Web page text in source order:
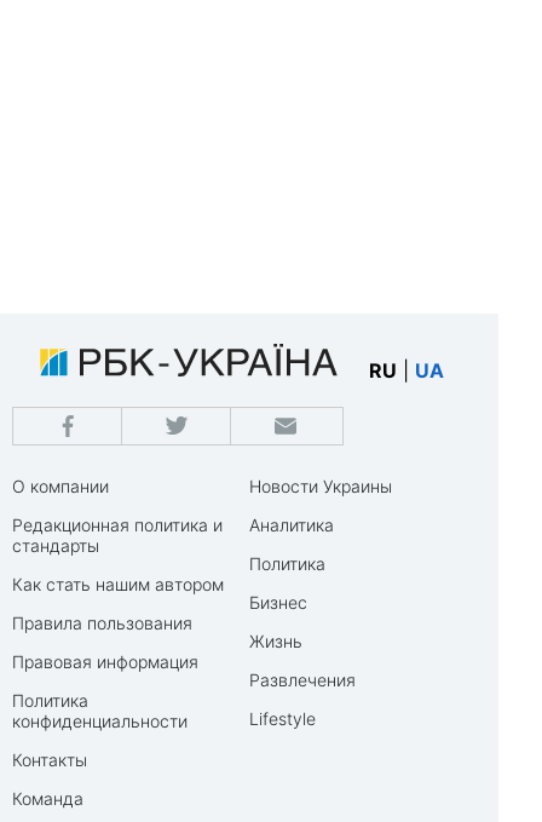
RU UA
О компании
Редакционная политика и
стандарты
Как стать нашим автором
Правила пользования
Правовая информация
Политика
конфиденциальности
Контакты
Команда
Новости Украины
Аналитика
Политика
Бизнес
Жизнь
Развлечения
Lifestyle